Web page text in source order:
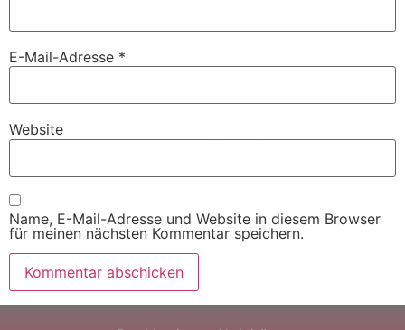
E-Mail-Adresse *
Website
Name, E-Mail-Adresse und Website in diesem Browser
für meinen nächsten Kommentar speichern.